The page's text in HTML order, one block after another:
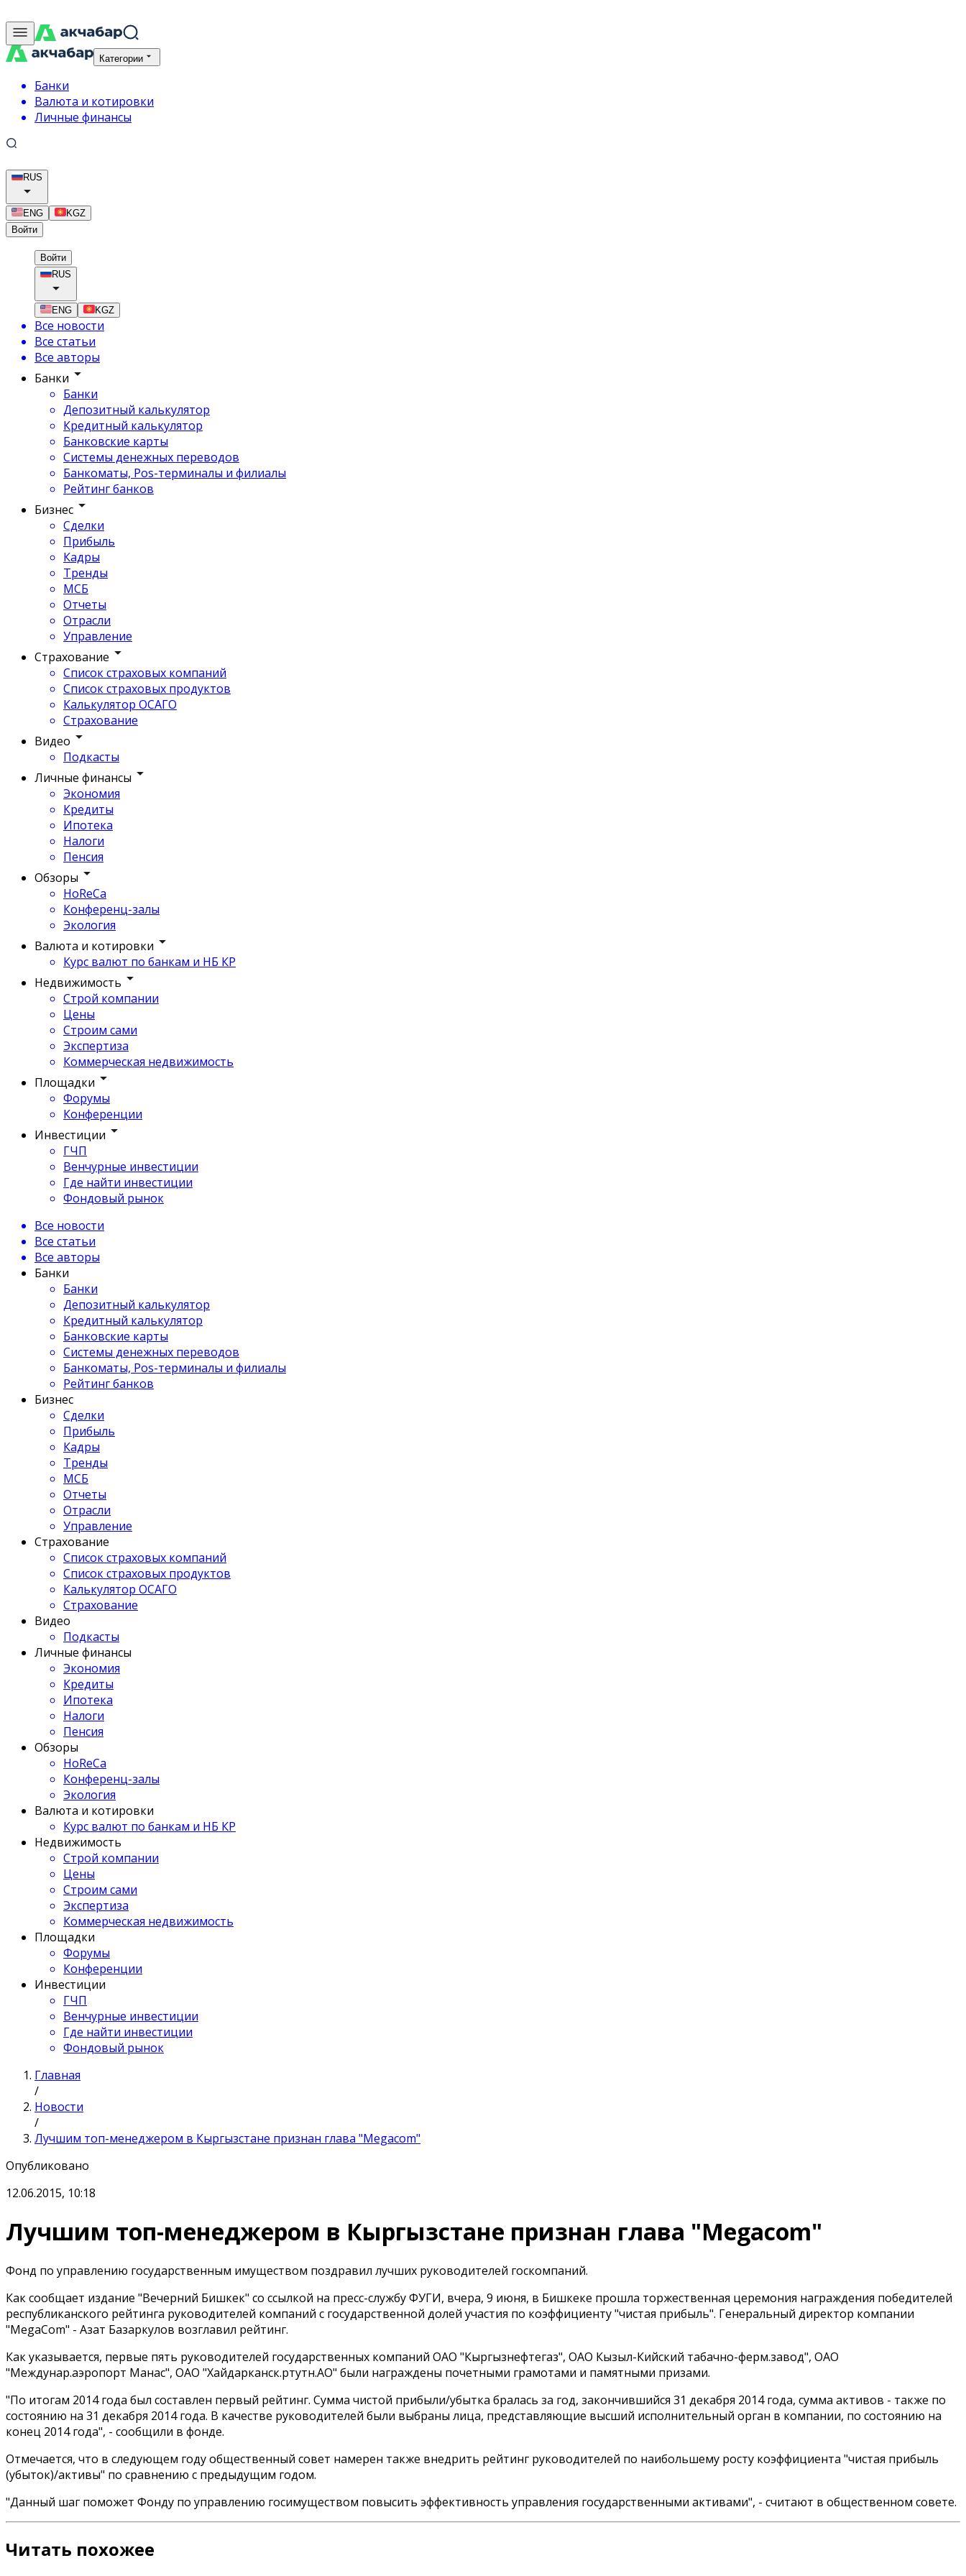
Категории
Банки
Валюта и котировки
Личные финансы
RUS
ENG
KGZ
Войти
Войти
RUS
ENG KGZ
Все новости
Все статьи
Все авторы
Банки
Банки
Депозитный калькулятор
Кредитный калькулятор
Банковские карты
Системы денежных переводов
Банкоматы, Pos-терминалы и филиалы
Рейтинг банков
Бизнес
Сделки
Прибыль
Кадры
Тренды
МСБ
Отчеты
Отрасли
Управление
Страхование
Список страховых компаний
Список страховых продуктов
Калькулятор ОСАГО
Страхование
Видео
Подкасты
Личные финансы
Экономия
Кредиты
Ипотека
Налоги
Пенсия
Обзоры
HoReCa
Конференц-залы
Экология
Валюта и котировки
Курс валют по банкам и НБ КР
Недвижимость
Строй компании
Цены
Строим сами
Экспертиза
Коммерческая недвижимость
Площадки
Форумы
Конференции
Инвестиции
ГЧП
Венчурные инвестиции
Где найти инвестиции
Фондовый рынок
Все новости
Все статьи
Все авторы
Банки
Банки
Депозитный калькулятор
Кредитный калькулятор
Банковские карты
Системы денежных переводов
Банкоматы, Pos-терминалы и филиалы
Рейтинг банков
Бизнес
Сделки
Прибыль
Кадры
Тренды
МСБ
Отчеты
Отрасли
Управление
Страхование
Список страховых компаний
Список страховых продуктов
Калькулятор ОСАГО
Страхование
Видео
Подкасты
Личные финансы
Экономия
Кредиты
Ипотека
Налоги
Пенсия
Обзоры
HoReCa
Конференц-залы
Экология
Валюта и котировки
Курс валют по банкам и НБ КР
Недвижимость
Строй компании
Цены
Строим сами
Экспертиза
Коммерческая недвижимость
Площадки
Форумы
Конференции
Инвестиции
ГЧП
Венчурные инвестиции
Где найти инвестиции
Фондовый рынок
Главная
/
Новости
/
Лучшим топ-менеджером в Кыргызстане признан глава "Megacom"
Опубликовано
12.06.2015, 10:18
Лучшим топ-менеджером в Кыргызстане признан глава "Megacom"
Фонд по управлению государственным имуществом поздравил лучших руководителей госкомпаний.
Как сообщает издание "Вечерний Бишкек" со ссылкой на пресс-службу ФУГИ, вчера, 9 июня, в Бишкеке прошла торжественная церемония награждения победителей
республиканского рейтинга руководителей компаний с государственной долей участия по коэффициенту "чистая прибыль". Генеральный директор компании
"MegaCom" - Азат Базаркулов возглавил рейтинг.
Как указывается, первые пять руководителей государственных компаний ОАО "Кыргызнефтегаз", ОАО Кызыл-Кийский табачно-ферм.завод", ОАО
"Междунар.аэропорт Манас", ОАО "Хайдарканск.ртутн.АО" были награждены почетными грамотами и памятными призами.
"По итогам 2014 года был составлен первый рейтинг. Сумма чистой прибыли/убытка бралась за год, закончившийся 31 декабря 2014 года, сумма активов - также по
состоянию на 31 декабря 2014 года. В качестве руководителей были выбраны лица, представляющие высший исполнительный орган в компании, по состоянию на
конец 2014 года", - сообщили в фонде.
Отмечается, что в следующем году общественный совет намерен также внедрить рейтинг руководителей по наибольшему росту коэффициента "чистая прибыль
(убыток)/активы" по сравнению с предыдущим годом.
"Данный шаг поможет Фонду по управлению госимуществом повысить эффективность управления государственными активами", - считают в общественном совете.
Читать похожее